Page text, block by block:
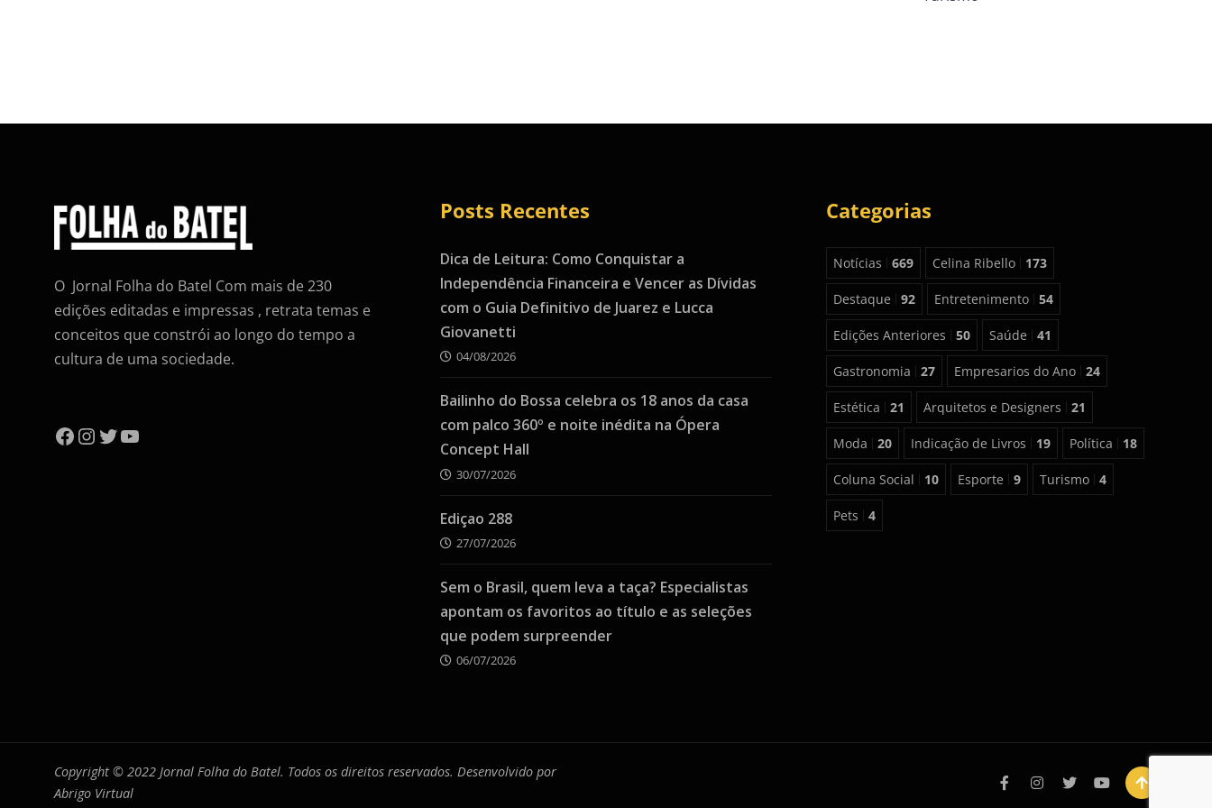
O Jornal Folha do Batel Com mais de 230
edições editadas e impressas , retrata temas e
conceitos que constrói ao longo do tempo a
cultura de uma sociedade.
Facebook
Instagram
Twitter
YouTube
Posts Recentes
Dica de Leitura: Como Conquistar a
Independência Financeira e Vencer as Dívidas
com o Guia Definitivo de Juarez e Lucca
Giovanetti
04/08/2026
Bailinho do Bossa celebra os 18 anos da casa
com palco 360º e noite inédita na Ópera
Concept Hall
30/07/2026
Ediçao 288
27/07/2026
Sem o Brasil, quem leva a taça? Especialistas
apontam os favoritos ao título e as seleções
que podem surpreender
06/07/2026
Categorias
Notícias 669 Celina Ribello 173
Destaque 92 Entretenimento 54
Edições Anteriores 50 Saúde 41
Gastronomia 27 Empresarios do Ano 24
Estética 21 Arquitetos e Designers 21
Moda 20 Indicação de Livros 19 Política 18
Coluna Social 10 Esporte 9 Turismo 4
Pets 4
Copyright © 2022 Jornal Folha do Batel. Todos os direitos reservados. Desenvolvido por
Abrigo Virtual